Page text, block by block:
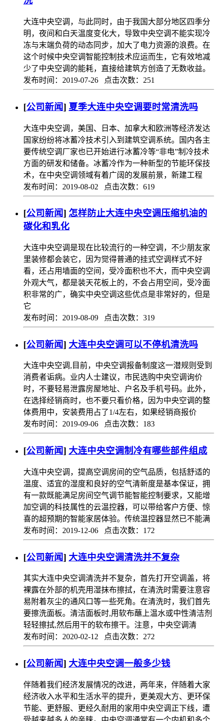
大连中央空调，与此同时，由于我国大部分地区四季分
明，夜间和白天温度变化大，导致中央空调不能实现冷
冻与末端负荷的动态同步，加大了电力资源的浪费。在
这个时候中央空调智能控制技术应运而生，它有效地减
少了中央空调的能耗，直接给建筑方创造了无数收益。
发布时间：2019-07-26 点击次数：251
[公司新闻] 夏季大连中央空调要时常清洗吗
大连中央空调，美国、日本、加拿大和欧洲等经济发达
国家纷纷将冰蓄冷技术引入到建筑空调系统。国内各主
要传统空调厂家也已开始进行冰蓄冷等“非电”制冷技术
方面的研发和储备。冰蓄冷作为一种新型的节能环保技
术，在中央空调领域有着广阔的发展前景，新建工程
发布时间：2019-08-02 点击次数：619
[公司新闻] 怎样防止大连中央空调压缩机油的
碳化和乳化
大连中央空调是现在比较流行的一种空调，不少朋友家
里装修都会装它，因为觉得普通的挂式空调样式不好
看，还占用墙面的空间，受冷面积也不大，而中央空调
外观大气，都是装天花板上的，不会占用空间，受冷面
积非常的广，确实中央空调这些优点是非常好的，但是
它
发布时间：2019-08-09 点击次数：319
[公司新闻] 大连中央空调可以不停机清洗吗
大连中央空调,目前，中央空调报备制度这一潜规则受到
消费者诟病。业内人士建议，市民选购中央空调询价
时，不要轻易泄露房屋地址、户名及手机号码。此外，
在选择经销商时，也不要只看价格，因为中央空调的整
体费用中，安装费用占了1/4左右，如果经销商报价
发布时间：2019-09-06 点击次数：183
[公司新闻] 大连中央空调制冷有哪些部件组成
大连中央空调，提高空调房间的空气品质，包括舒适的
温度、适宜的湿度和良好的空气清新度是基本保证，拥
有一款既能满足房间空气调节能智能控制要求，又能增
加空调的科技属性的云温控器，可以带给客户方便、惊
喜的超预期的智能家居体验。传统温控器显然已不能满
发布时间：2019-12-06 点击次数：172
[公司新闻] 大连中央空调清洗并不复杂
其实大连中央空调清洗并不复杂，首先打开空调盖，将
裸露在外部的机壳用湿抹布擦拭，在清洗时需要注意容
易附着灰尘的通风口等一些死角。在清洗时，我们首先
要擦洗面板。清洁面板时,用软布蘸上温水或中性清洁剂
轻轻擦拭,然后用干的软布擦干。注意，中央空调清
发布时间：2020-02-12 点击次数：272
[公司新闻] 大连中央空调一般多少钱
伴随着我们经济发展情况的改进，两年来，伴随着大家
经济收入水平和生活水平的提升，更美观大方、更环保
节能、更舒服、更经久耐用的家用中央空调正下线，遭